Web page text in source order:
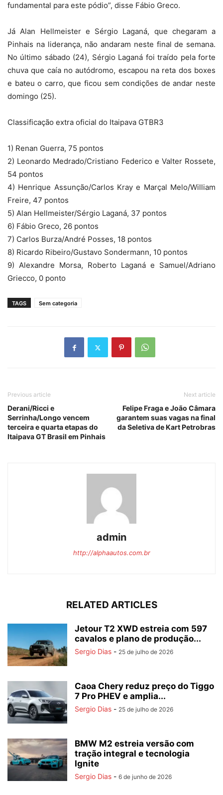
fundamental para este pódio”, disse Fábio Greco.
Já Alan Hellmeister e Sérgio Laganá, que chegaram a
Pinhais na liderança, não andaram neste final de semana.
No último sábado (24), Sérgio Laganá foi traído pela forte
chuva que caía no autódromo, escapou na reta dos boxes
e bateu o carro, que ficou sem condições de andar neste
domingo (25).
Classificação extra oficial do Itaipava GTBR3
1) Renan Guerra, 75 pontos
2) Leonardo Medrado/Cristiano Federico e Valter Rossete,
54 pontos
4) Henrique Assunção/Carlos Kray e Marçal Melo/William
Freire, 47 pontos
5) Alan Hellmeister/Sérgio Laganá, 37 pontos
6) Fábio Greco, 26 pontos
7) Carlos Burza/André Posses, 18 pontos
8) Ricardo Ribeiro/Gustavo Sondermann, 10 pontos
9) Alexandre Morsa, Roberto Laganá e Samuel/Adriano
Griecco, 0 ponto
TAGS Sem categoria
Previous article
Derani/Ricci e
Serrinha/Longo vencem
terceira e quarta etapas do
Itaipava GT Brasil em Pinhais
Next article
Felipe Fraga e João Câmara
garantem suas vagas na final
da Seletiva de Kart Petrobras
admin
http://alphaautos.com.br
RELATED ARTICLES
Jetour T2 XWD estreia com 597
cavalos e plano de produção...
Sergio Dias - 25 de julho de 2026
Caoa Chery reduz preço do Tiggo
7 Pro PHEV e amplia...
Sergio Dias - 25 de julho de 2026
BMW M2 estreia versão com
tração integral e tecnologia
Ignite
Sergio Dias - 6 de junho de 2026